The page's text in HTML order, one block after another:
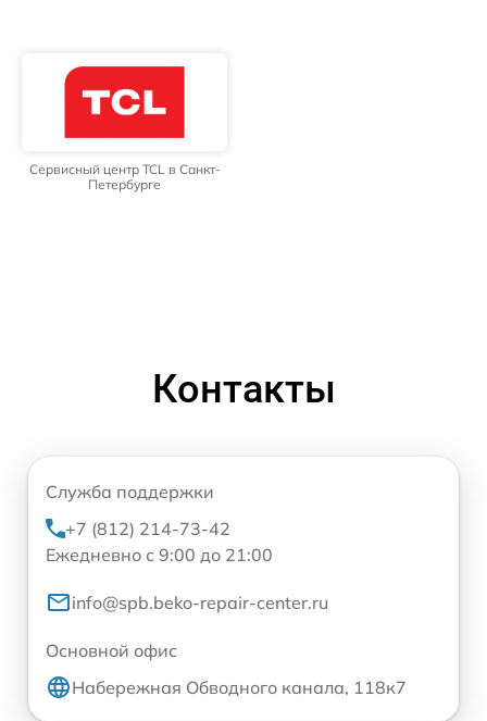
Сервисный центр TCL в Санкт-
Петербурге
Контакты
Служба поддержки
+7 (812) 214-73-42
Ежедневно с 9:00 до 21:00
info@spb.beko-repair-center.ru
Основной офис
Набережная Обводного канала, 118к7